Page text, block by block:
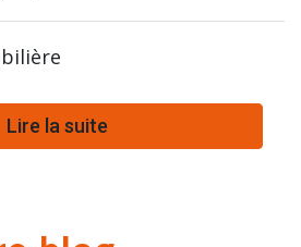
Lire la suite